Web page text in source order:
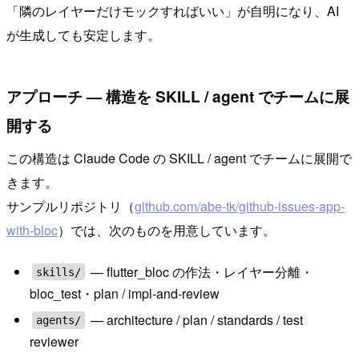
「隣のレイヤーだけモックすればいい」が自明になり、AI
が生成しても安定します。
アプローチ — 構造を SKILL / agent でチームに展
開する
この構造は Claude Code の SKILL / agent でチームに展開で
きます。
サンプルリポジトリ（github.com/abe-tk/github-issues-app-
with-bloc）では、次のものを用意しています。
skills/
— flutter_bloc の作法・レイヤー分離・
bloc_test・plan / impl-and-review
agents/
— architecture / plan / standards / test
reviewer